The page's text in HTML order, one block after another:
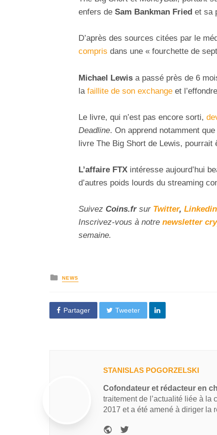
enfers de Sam Bankman Fried et sa
D’après des sources citées par le
compris dans une « fourchette de
Michael Lewis a passé près de 6
la faillite de son exchange et
Le livre, qui n’est pas encore sorti,
Deadline. On apprend notamment
livre The Big Short de Lewis, pourrait
L’affaire FTX intéresse aujourd’hui
d’autres poids lourds du streaming
Suivez Coins.fr sur Twitter, Linkedin
Inscrivez-vous à notre newsletter
semaine.
NEWS
Partager Tweeter
STANISLAS POGORZELSKI
Cofondateur et rédacteur en
traitement de l’actualité liée à la
2017 et a été amené à diriger la